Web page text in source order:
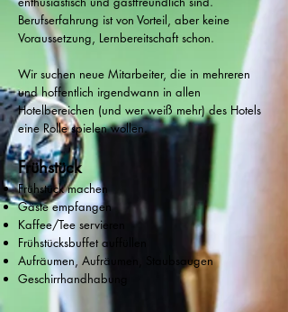
Berufserfahrung ist von Vorteil, aber keine
Voraussetzung, Lernbereitschaft schon.
Wir suchen neue Mitarbeiter, die in mehreren
und hoffentlich irgendwann in allen
Hotelbereichen (und wer weiß mehr) des Hotels
eine Rolle spielen wollen.
Frühstück
Frühstück machen
Gäste empfangen
Kaffee/Tee servieren
Frühstücksbuffet auffüllen
Aufräumen, Aufräumen, Staubsaugen
Geschirrhandhabung